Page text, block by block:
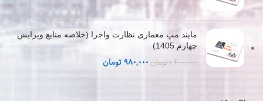
اصلی
۳۷۴,۰۰۰ تومان
بود.
فعلی
۳۰۰,۰۰۰ تومان
است.
مایند مپ معماری نظارت واجرا (خلاصه منابع ویرایش
چهارم 1405)
۱,۲۰۰,۰۰۰تومانقیمت
۹۸۰,۰۰۰تومانقیمت